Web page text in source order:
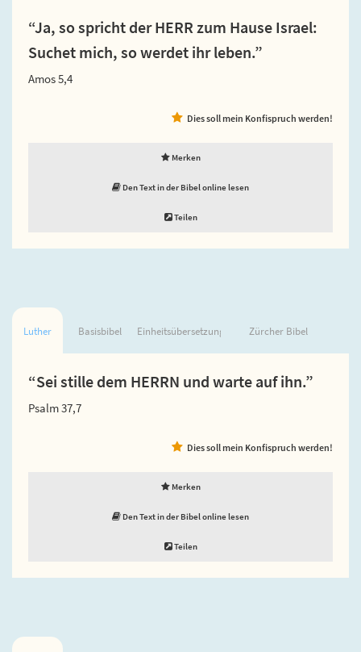
“Ja, so spricht der HERR zum Hause Israel:
Suchet mich, so werdet ihr leben.”
Amos 5,4
Dies soll mein Konfispruch werden!
Merken
Den Text in der Bibel online lesen
Teilen
Luther Basisbibel Einheitsübersetzung Zürcher Bibel
“Sei stille dem HERRN und warte auf ihn.”
Psalm 37,7
Dies soll mein Konfispruch werden!
Merken
Den Text in der Bibel online lesen
Teilen